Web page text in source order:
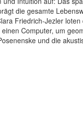
die gesamte
Friedrich-Jezler
Computer, um
und die